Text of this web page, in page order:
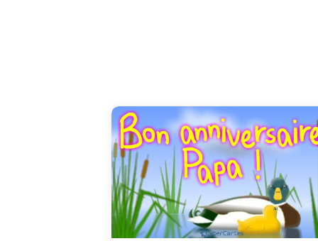
Oh le joli canard qui patauge dans l'eau...